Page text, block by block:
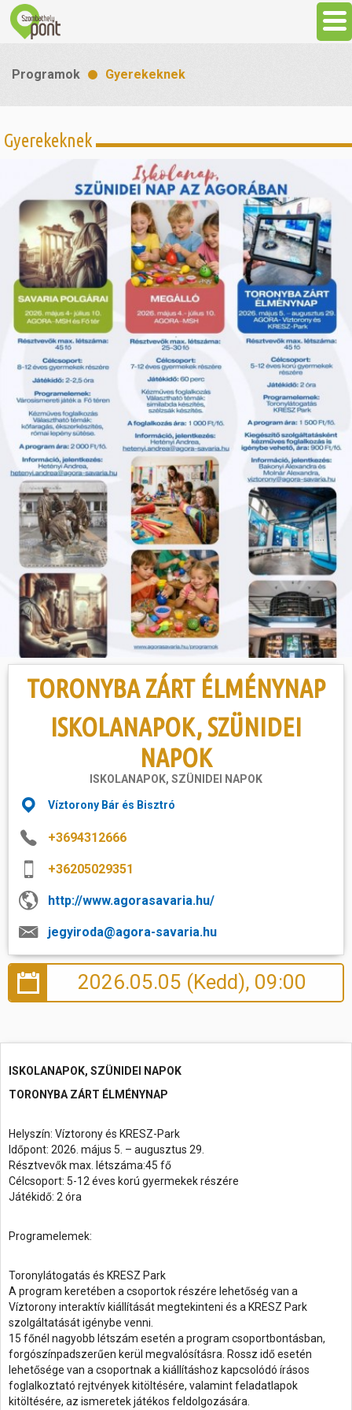
Látnivalók
Gasztronómia
Szállás
Sport
Szabadidő
Hasznos
Programok Gyerekeknek
Gyerekeknek
TORONYBA ZÁRT ÉLMÉNYNAP
ISKOLANAPOK, SZÜNIDEI
NAPOK
ISKOLANAPOK, SZÜNIDEI NAPOK
Víztorony Bár és Bisztró
+3694312666
+36205029351
http://www.agorasavaria.hu/
jegyiroda@agora-savaria.hu
2026.05.05 (Kedd), 09:00
ISKOLANAPOK, SZÜNIDEI NAPOK
TORONYBA ZÁRT ÉLMÉNYNAP
Helyszín: Víztorony és KRESZ-Park
Időpont: 2026. május 5. – augusztus 29.
Résztvevők max. létszáma:45 fő
Célcsoport: 5-12 éves korú gyermekek részére
Játékidő: 2 óra
Programelemek:
Toronylátogatás és KRESZ Park
A program keretében a csoportok részére lehetőség van a
Víztorony interaktív kiállítását megtekinteni és a KRESZ Park
szolgáltatását igénybe venni.
15 főnél nagyobb létszám esetén a program csoportbontásban,
forgószínpadszerűen kerül megvalósításra. Rossz idő esetén
lehetősége van a csoportnak a kiállításhoz kapcsolódó írásos
foglalkoztató rejtvények kitöltésére, valamint feladatlapok
kitöltésére, az ismeretek játékos feldolgozására.